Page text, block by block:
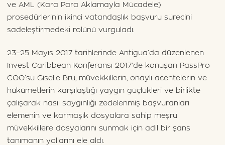
ve AML (Kara Para Aklamayla Mücadele)
prosedürlerinin ikinci vatandaşlık başvuru sürecini
sadeleştirmedeki rolünü vurguladı.
23–25 Mayıs 2017 tarihlerinde Antigua’da düzenlenen
Invest Caribbean Konferansı 2017’de konuşan PassPro
COO’su Giselle Bru, müvekkillerin, onaylı acentelerin ve
hükümetlerin karşılaştığı yaygın güçlükleri ve birlikte
çalışarak nasıl saygınlığı zedelenmiş başvuranları
elemenin ve karmaşık dosyalara sahip meşru
müvekkillere dosyalarını sunmak için adil bir şans
tanımanın yollarını ele aldı.